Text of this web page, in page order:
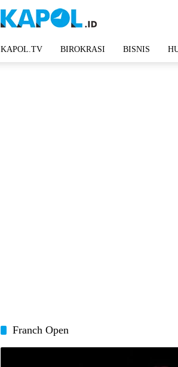
KAPOL.TV BIROKRASI BISNIS
Franch Open